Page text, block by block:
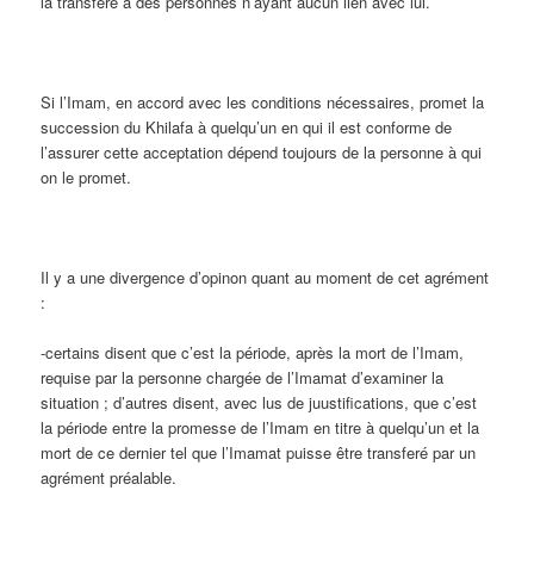
Si l’Imam, en accord avec les conditions nécessaires, promet la
succession du Khilafa à quelqu’un en qui il est conforme de
l’assurer cette acceptation dépend toujours de la personne à qui
on le promet.
Il y a une divergence d’opinon quant au moment de cet agrément
:
-certains disent que c’est la période, après la mort de l’Imam,
requise par la personne chargée de l’Imamat d’examiner la
situation ; d’autres disent, avec lus de juustifications, que c’est
la période entre la promesse de l’Imam en titre à quelqu’un et la
mort de ce dernier tel que l’Imamat puisse être transferé par un
agrément préalable.